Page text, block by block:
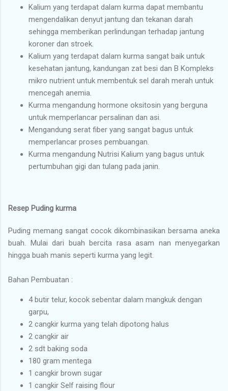
Kalium yang terdapat dalam kurma dapat membantu
mengendalikan denyut jantung dan tekanan darah
sehingga memberikan perlindungan terhadap jantung
koroner dan stroek.
Kalium yang terdapat dalam kurma sangat baik untuk
kesehatan jantung, kandungan zat besi dan B Kompleks
mikro nutrient untuk membentuk sel darah merah untuk
mencegah anemia.
Kurma mengandung hormone oksitosin yang berguna
untuk memperlancar persalinan dan asi.
Mengandung serat fiber yang sangat bagus untuk
memperlancar proses pembuangan.
Kurma mengandung Nutrisi Kalium yang bagus untuk
pertumbuhan gigi dan tulang pada janin.
Resep Puding kurma
Puding memang sangat cocok dikombinasikan bersama aneka
buah. Mulai dari buah bercita rasa asam nan menyegarkan
hingga buah manis seperti kurma yang legit.
Bahan Pembuatan :
4 butir telur, kocok sebentar dalam mangkuk dengan
garpu,
2 cangkir kurma yang telah dipotong halus
2 cangkir air
2 sdt baking soda
180 gram mentega
1 cangkir brown sugar
1 cangkir Self raising flour